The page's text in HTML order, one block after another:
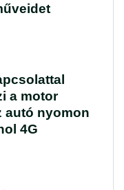
a motor
autó nyomon
4G